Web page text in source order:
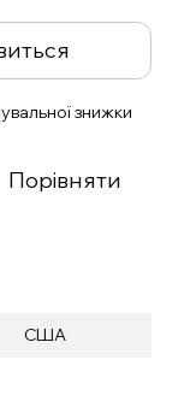
знижки
Порівняти
США